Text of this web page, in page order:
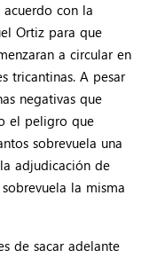
con la
Ortiz para que
a circular en
tricantinas. A pesar
negativas que
el peligro que
sobrevuela una
adjudicación de
la misma
de sacar adelante